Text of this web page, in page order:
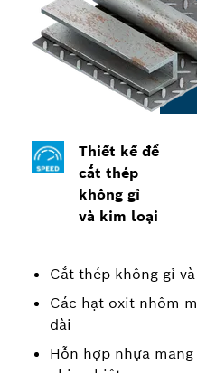
Thiết kế để
cắt thép
không gỉ
và kim loại
Cắt thép không gỉ
Các hạt oxit nhôm
dài
Hỗn hợp nhựa